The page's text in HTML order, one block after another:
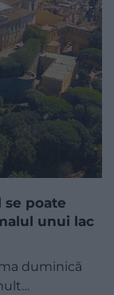
se poate
unui lac
duminică